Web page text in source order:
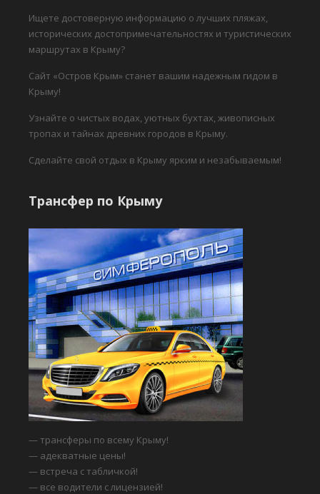
Ищете достоверную информацию о лучших пляжах,
исторических достопримечательностях и туристических
маршрутах в Крыму?
Сайт «Остров Крым» станет вашим надежным гидом в
Крыму!
Узнайте о чистых водах, уютных бухтах, живописных
тропах и тайнах древних городов в Крыму.
Сделайте свой отдых в Крыму ярким и незабываемым!
Трансфер по Крыму
— трансферы по всему Крыму!
— адекватные цены!
— встреча с табличкой!
— все водители с лицензией!